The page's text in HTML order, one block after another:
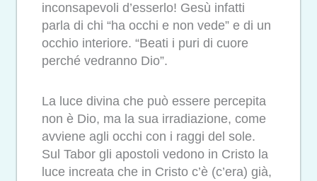
inconsapevoli d’esserlo! Gesù infatti
parla di chi “ha occhi e non vede” e di un
occhio interiore. “Beati i puri di cuore
perché vedranno Dio”.
La luce divina che può essere percepita
non è Dio, ma la sua irradiazione, come
avviene agli occhi con i raggi del sole.
Sul Tabor gli apostoli vedono in Cristo la
luce increata che in Cristo c’è (c’era) già,